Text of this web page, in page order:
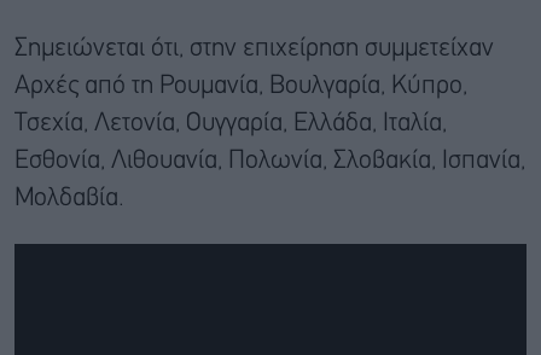
Σημειώνεται ότι, στην επιχείρηση συμμετείχαν
Αρχές από τη Ρουμανία, Βουλγαρία, Κύπρο,
Τσεχία, Λετονία, Ουγγαρία, Ελλάδα, Ιταλία,
Εσθονία, Λιθουανία, Πολωνία, Σλοβακία, Ισπανία,
Μολδαβία.